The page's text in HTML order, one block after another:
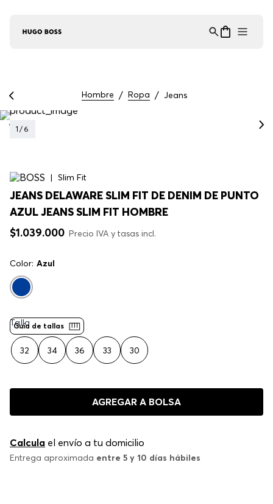
Hombre Ropa Jeans
1 / 6
Slim Fit
JEANS DELAWARE SLIM FIT DE DENIM DE PUNTO
AZUL JEANS SLIM FIT HOMBRE
$1.039.000 Precio IVA y tasas incl.
Color: Azul
Guía de tallas
Talla
32 34 36 33 30
AGREGAR A BOLSA
Calcula el envío a tu domicilio
Entrega aproximada entre 5 y 10 días hábiles
Asistente Virtual
en línea ⋮